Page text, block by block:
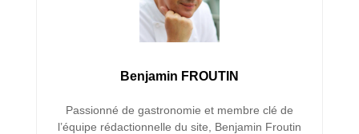
Benjamin FROUTIN
Passionné de gastronomie et membre clé de
l’équipe rédactionnelle du site, Benjamin Froutin